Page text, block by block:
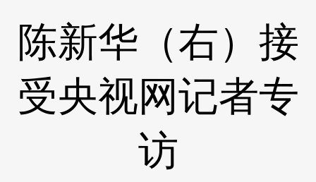
陈新华（右）接
受央视网记者专
访